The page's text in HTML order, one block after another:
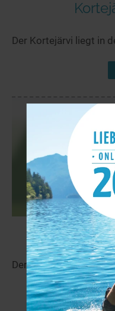
Der Kortejärvi liegt in
Der Pitkäjärvi liegt in